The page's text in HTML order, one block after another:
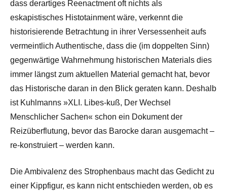
dass derartiges Reenactment oft nichts als
eskapistisches Histotainment wäre, verkennt die
historisierende Betrachtung in ihrer Versessenheit aufs
vermeintlich Authentische, dass die (im doppelten Sinn)
gegenwärtige Wahrnehmung historischen Materials dies
immer längst zum aktuellen Material gemacht hat, bevor
das Historische daran in den Blick geraten kann. Deshalb
ist Kuhlmanns »XLI. Libes-kuß, Der Wechsel
Menschlicher Sachen« schon ein Dokument der
Reizüberflutung, bevor das Barocke daran ausgemacht –
re-konstruiert – werden kann.
Die Ambivalenz des Strophenbaus macht das Gedicht zu
einer Kippfigur, es kann nicht entschieden werden, ob es